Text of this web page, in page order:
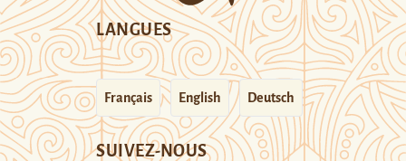
LANGUES
Français English Deutsch
SUIVEZ-NOUS